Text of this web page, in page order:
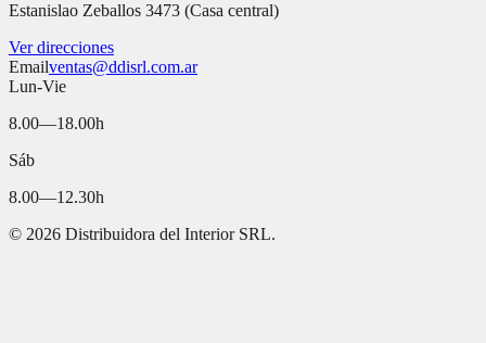
Estanislao Zeballos 3473 (Casa central)
Ver direcciones
Emailventas@ddisrl.com.ar
Lun-Vie
8.00—18.00h
Sáb
8.00—12.30h
© 2026 Distribuidora del Interior SRL.